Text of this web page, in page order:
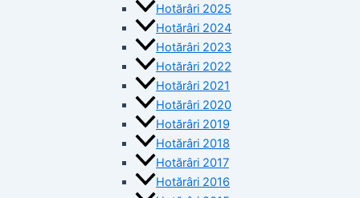
Hotărâri 2025
Hotărâri 2024
Hotărâri 2023
Hotărâri 2022
Hotărâri 2021
Hotărâri 2020
Hotărâri 2019
Hotărâri 2018
Hotărâri 2017
Hotărâri 2016